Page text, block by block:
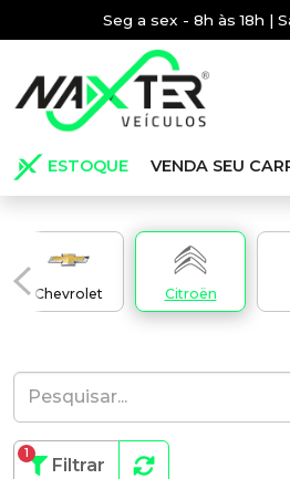
Seg a sex - 8h às 18h |
ESTOQUE VENDA SEU
Chevrolet Citroën
Filtrar
1